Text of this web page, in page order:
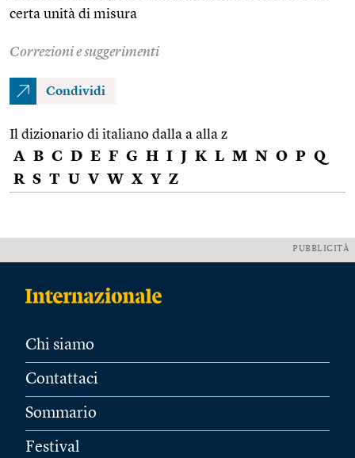
certa unità di misura
Correzioni e suggerimenti
Condividi
Il dizionario di italiano dalla a alla z
A B C D E F G H I J K L M N O P Q
R S T U V W X Y Z
PUBBLICITÀ
Chi siamo
Contattaci
Sommario
Festival